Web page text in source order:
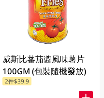
威斯比蕃茄醬風味薯片
100GM (包裝隨機發放)
2件$39.9